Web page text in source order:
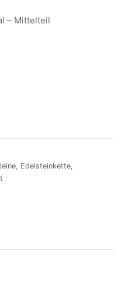
– Mittelteil
, Edelsteinkette,